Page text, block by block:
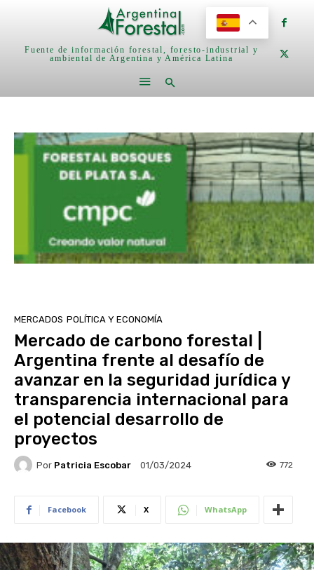
Fuente de información forestal, foresto-industrial y
ambiental de Argentina y América Latina
MERCADOS POLÍTICA Y ECONOMÍA
Mercado de carbono forestal |
Argentina frente al desafío de
avanzar en la seguridad jurídica y
transparencia internacional para
el potencial desarrollo de
proyectos
Por Patricia Escobar 01/03/2024 772
Facebook X WhatsApp